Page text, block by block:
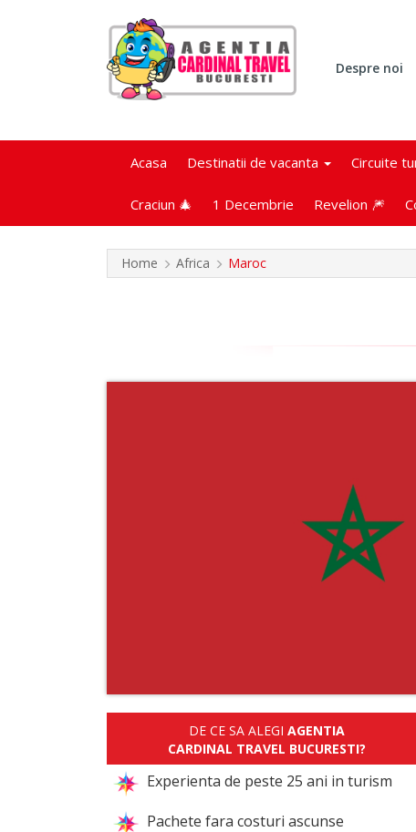
Despre noi
Acasa Destinatii de vacanta Circuite
Craciun 🎄 1 Decembrie Revelion 🎆
Home Africa Maroc
DE CE SA ALEGI AGENTIA
CARDINAL TRAVEL BUCURESTI?
Experienta de peste 25 ani in turism
Pachete fara costuri ascunse